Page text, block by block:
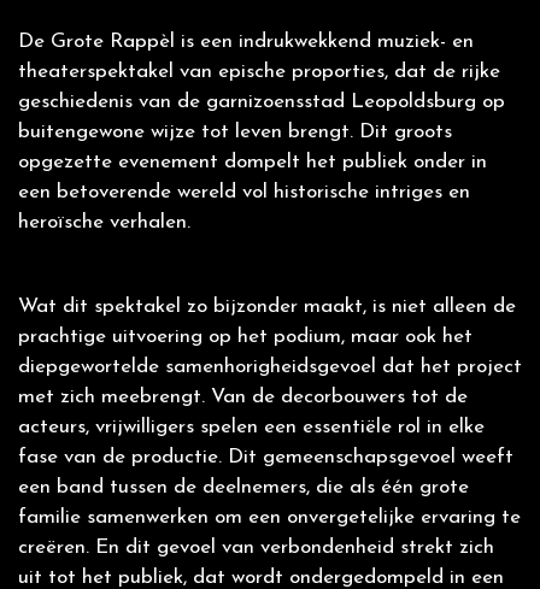
De Grote Rappèl is een indrukwekkend muziek- en
theaterspektakel van epische proporties, dat de rijke
geschiedenis van de garnizoensstad Leopoldsburg op
buitengewone wijze tot leven brengt. Dit groots
opgezette evenement dompelt het publiek onder in
een betoverende wereld vol historische intriges en
heroïsche verhalen.
Wat dit spektakel zo bijzonder maakt, is niet alleen de
prachtige uitvoering op het podium, maar ook het
diepgewortelde samenhorigheidsgevoel dat het project
met zich meebrengt. Van de decorbouwers tot de
acteurs, vrijwilligers spelen een essentiële rol in elke
fase van de productie. Dit gemeenschapsgevoel weeft
een band tussen de deelnemers, die als één grote
familie samenwerken om een onvergetelijke ervaring te
creëren. En dit gevoel van verbondenheid strekt zich
uit tot het publiek, dat wordt ondergedompeld in een
De Grote Rappel